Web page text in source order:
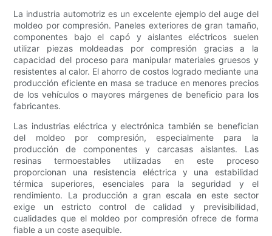
La industria automotriz es un excelente ejemplo del auge del
moldeo por compresión. Paneles exteriores de gran tamaño,
componentes bajo el capó y aislantes eléctricos suelen
utilizar piezas moldeadas por compresión gracias a la
capacidad del proceso para manipular materiales gruesos y
resistentes al calor. El ahorro de costos logrado mediante una
producción eficiente en masa se traduce en menores precios
de los vehículos o mayores márgenes de beneficio para los
fabricantes.
Las industrias eléctrica y electrónica también se benefician
del moldeo por compresión, especialmente para la
producción de componentes y carcasas aislantes. Las
resinas termoestables utilizadas en este proceso
proporcionan una resistencia eléctrica y una estabilidad
térmica superiores, esenciales para la seguridad y el
rendimiento. La producción a gran escala en este sector
exige un estricto control de calidad y previsibilidad,
cualidades que el moldeo por compresión ofrece de forma
fiable a un coste asequible.